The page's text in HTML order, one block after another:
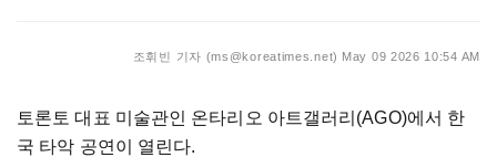
조휘빈 기자 (ms@koreatimes.net) May 09 2026 10:54 AM
토론토 대표 미술관인 온타리오 아트갤러리(AGO)에서 한
국 타악 공연이 열린다.